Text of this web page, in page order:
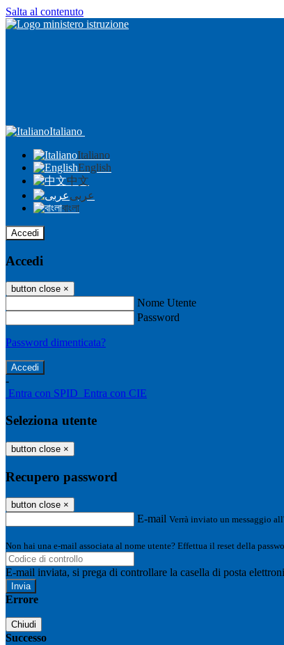
Salta al contenuto
Italiano
Italiano
English
中文
عربى
বাংলা
Accedi
Accedi
button close ×
Nome Utente
Password
Password dimenticata?
-
Entra con SPID Entra con CIE
Seleziona utente
button close ×
Recupero password
button close ×
E-mail Verrà inviato un messaggio
Non hai una e-mail associata al nome utente? Effettua il reset della
E-mail inviata, si prega di controllare la casella di posta
Errore
Chiudi
Successo